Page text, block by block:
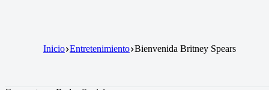
Inicio Entretenimiento Bienvenida Britney Spears